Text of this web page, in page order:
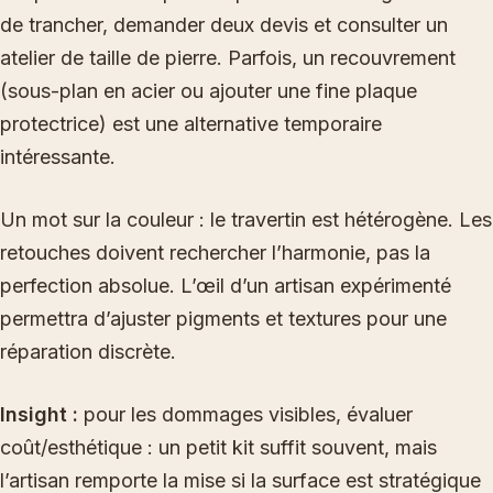
de trancher, demander deux devis et consulter un
atelier de taille de pierre. Parfois, un recouvrement
(sous-plan en acier ou ajouter une fine plaque
protectrice) est une alternative temporaire
intéressante.
Un mot sur la couleur : le travertin est hétérogène. Les
retouches doivent rechercher l’harmonie, pas la
perfection absolue. L’œil d’un artisan expérimenté
permettra d’ajuster pigments et textures pour une
réparation discrète.
Insight : pour les dommages visibles, évaluer
coût/esthétique : un petit kit suffit souvent, mais
l’artisan remporte la mise si la surface est stratégique